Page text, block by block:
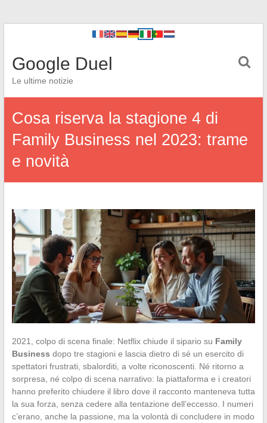
Google Duel
Le ultime notizie
Cosa riserva la stagione 4 di
Family Business nel 2023: trame
e novità
2021, colpo di scena finale: Netflix chiude il sipario su Family
Business dopo tre stagioni e lascia dietro di sé un esercito di
spettatori frustrati, sbalorditi, a volte riconoscenti. Né ritorno a
sorpresa, né colpo di scena narrativo: la piattaforma e i creatori
hanno preferito chiudere il libro dove il racconto manteneva tutta
la sua forza, senza cedere alla tentazione dell’eccesso. I numeri
c’erano, anche la passione, ma la volontà di concludere in modo